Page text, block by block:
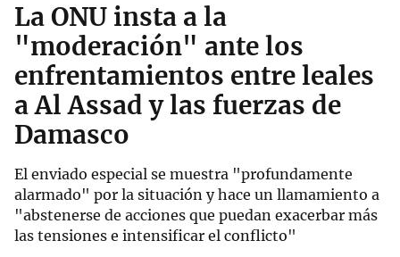
La ONU insta a la
"moderación" ante los
enfrentamientos entre leales
a Al Assad y las fuerzas de
Damasco
El enviado especial se muestra "profundamente
alarmado" por la situación y hace un llamamiento a
"abstenerse de acciones que puedan exacerbar más
las tensiones e intensificar el conflicto"